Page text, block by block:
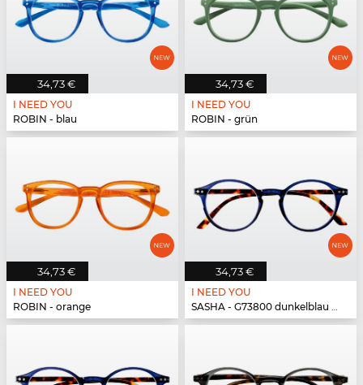
34,73 €
I NEED YOU
ROBIN - blau
34,73 €
I NEED YOU
ROBIN - grün
34,73 €
I NEED YOU
ROBIN - orange
34,73 €
I NEED YOU
SASHA - G73800 dunkelblau havanna